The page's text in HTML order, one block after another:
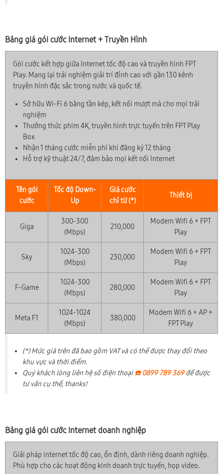
Bảng giá gói cước Internet + Truyền Hình
Gói cước kết hợp giữa Internet tốc độ cao và truyền hình FPT
Play. Mang lại trải nghiệm giải trí đỉnh cao với gần 130 kênh
truyền hình đặc sắc trong nước và quốc tế.
Sở hữu Wi-Fi 6 băng tần kép, kết nối mượt mà cho mọi trải
nghiệm
Thưởng thức phim 4K, truyền hình trực tuyến trên FPT Play
Box
Nhận 1 tháng cước miễn phí khi đăng ký 12 tháng
Hỗ trợ kỹ thuật 24/7, đảm bảo mọi kết nối Internet
Tên gói
cước
Tốc độ Down-
Up
Giá cước
chỉ từ (*)
Thiết bị
Giga
300-300
(Mbps)
210,000
Modem Wifi 6 + FPT
Play
Sky
1024-300
(Mbps)
230,000
Modem Wifi 6 + FPT
Play
F-Game
1024-300
(Mbps)
280,000
Modem Wifi 6 + FPT
Play
Meta F1
1024-1024
(Mbps)
380,000
Modem Wifi 6 + AP +
FPT Play
(*) Mức giá trên đã bao gồm VAT và có thể được thay đổi theo
khu vực và thời điểm.
Quý khách lòng liên hệ số điện thoại☎️ 0899 789 369để được
tư vấn cụ thể, thanks!
Bảng giá gói cước Internet doanh nghiệp
Giải pháp internet tốc độ cao, ổn định, dành riêng doanh nghiệp.
Phù hợp cho các hoạt động kinh doanh trực tuyến, họp video.